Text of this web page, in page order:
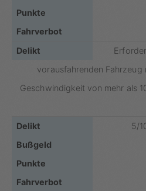
vorausfahrenden
Geschwindigkeit von mehr als
5/